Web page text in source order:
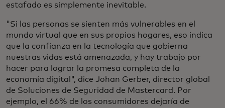
estafado es simplemente inevitable.
"Si las personas se sienten más vulnerables en el
mundo virtual que en sus propios hogares, eso indica
que la confianza en la tecnología que gobierna
nuestras vidas está amenazada, y hay trabajo por
hacer para lograr la promesa completa de la
economía digital", dice Johan Gerber, director global
de Soluciones de Seguridad de Mastercard. Por
ejemplo, el 66% de los consumidores dejaría de